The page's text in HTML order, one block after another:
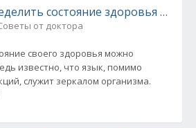
состояние здоровья по
от доктора
своего здоровья можно
известно, что язык, помимо
служит зеркалом организма.